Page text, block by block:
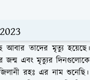
তাদের মৃত্যু
জন্ম এবং মৃত্যুর
রহঃ এর নাম